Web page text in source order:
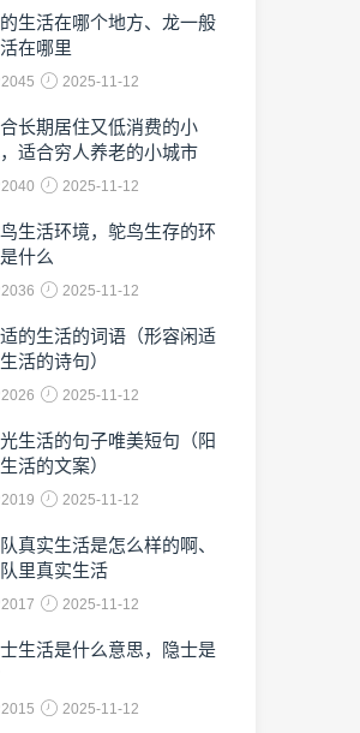
生活在哪个地方、龙一般
在哪里
2045 2025-11-12
长期居住又低消费的小
适合穷人养老的小城市
2040 2025-11-12
生活环境，鸵鸟生存的环
什么
2036 2025-11-12
的生活的词语（形容闲适
活的诗句）
2026 2025-11-12
生活的句子唯美短句（阳
活的文案）
2019 2025-11-12
真实生活是怎么样的啊、
里真实生活
2017 2025-11-12
生活是什么意思，隐士是
2015 2025-11-12